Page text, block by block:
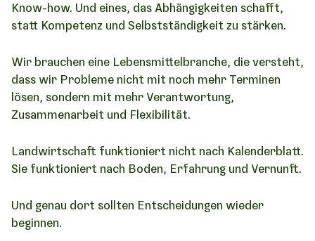
Know-how. Und eines, das Abhängigkeiten schafft,
statt Kompetenz und Selbstständigkeit zu stärken.
Wir brauchen eine Lebensmittelbranche, die versteht,
dass wir Probleme nicht mit noch mehr Terminen
lösen, sondern mit mehr Verantwortung,
Zusammenarbeit und Flexibilität.
Landwirtschaft funktioniert nicht nach Kalenderblatt.
Sie funktioniert nach Boden, Erfahrung und Vernunft.
Und genau dort sollten Entscheidungen wieder
beginnen.